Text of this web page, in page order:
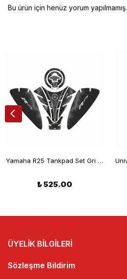
Bu ürün için henüz yorum yapılmamış.
Yamaha R25 Tankpad Set Gri 2019-2024
₺ 525.00
ÜYELİK BİLGİLERİ
Sözleşme Bildirim